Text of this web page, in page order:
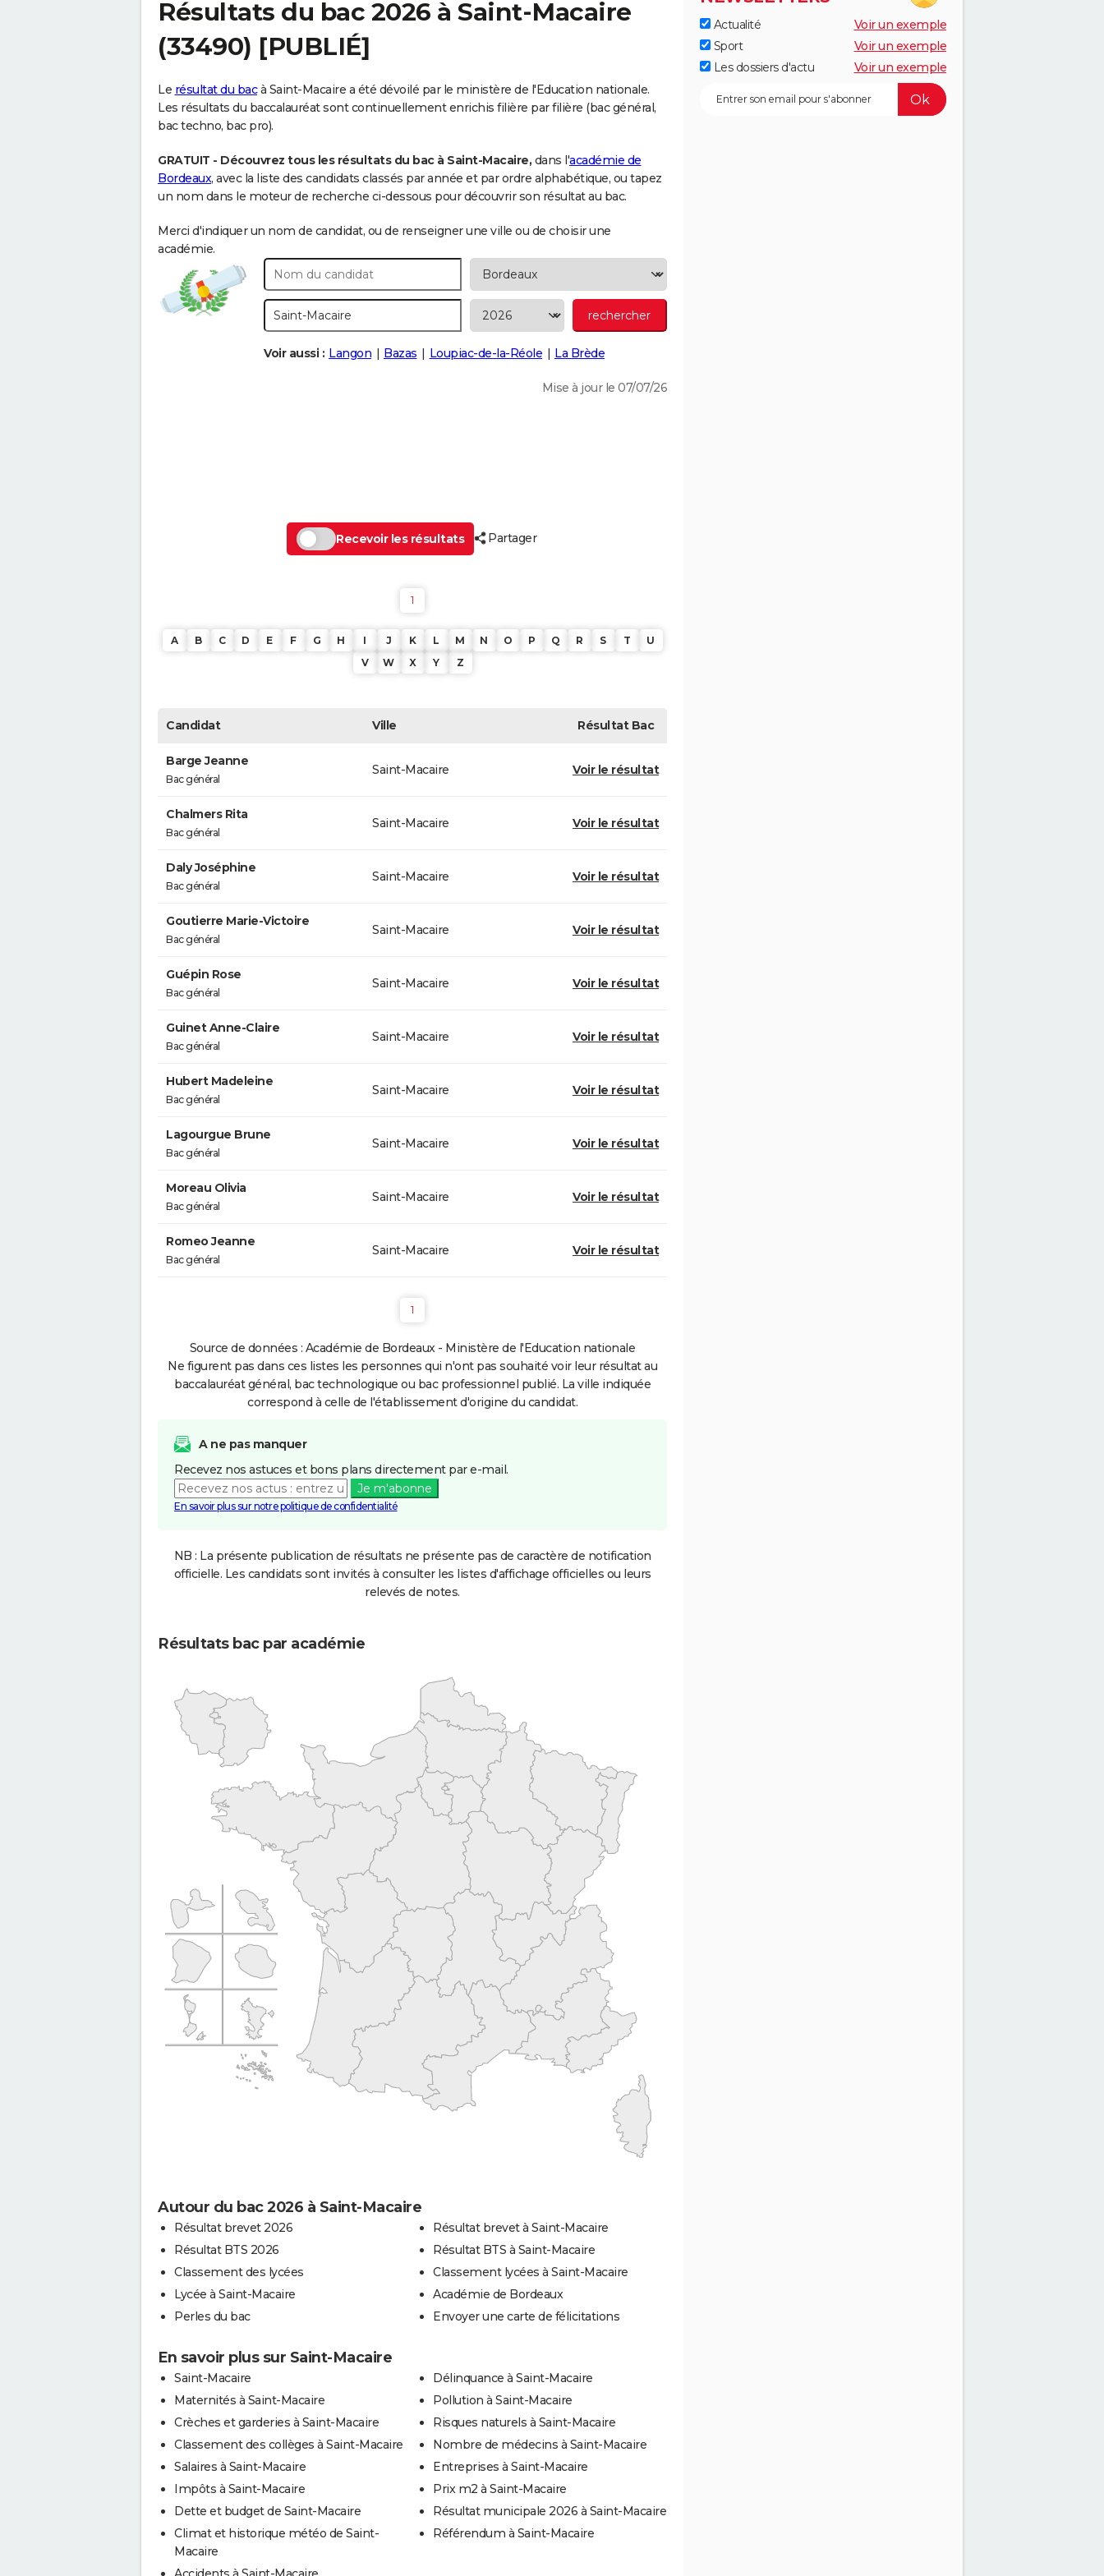
Résultats du bac 2026 à Saint-Macaire
(33490) [PUBLIÉ]
Le résultat du bacà Saint-Macaire a été dévoilé par le ministère de l'Education nationale.
Les résultats du baccalauréat sont continuellement enrichis filière par filière (bac général,
bac techno, bac pro).
GRATUIT - Découvrez tous les résultats du bac à Saint-Macaire, dans l'académie de
Bordeaux, avec la liste des candidats classés par année et par ordre alphabétique, ou tapez
un nom dans le moteur de recherche ci-dessous pour découvrir son résultat au bac.
Merci d'indiquer un nom de candidat, ou de renseigner une ville ou de choisir une
académie.
Voir aussi : Langon Bazas Loupiac-de-la-Réole La Brède
Mise à jour le 07/07/26
Recevoir les résultats Partager
1
A B C D E F G H I J K L M N O P Q R S T
U
V
W X Y Z
Candidat Ville RésultatBac
Barge Jeanne
Bac général
Saint-Macaire Voir le résultat
Chalmers Rita
Bac général
Saint-Macaire Voir le résultat
Daly Joséphine
Bac général
Saint-Macaire Voir le résultat
Goutierre Marie-Victoire
Bac général
Saint-Macaire Voir le résultat
Guépin Rose
Bac général
Saint-Macaire Voir le résultat
Guinet Anne-Claire
Bac général
Saint-Macaire Voir le résultat
Hubert Madeleine
Bac général
Saint-Macaire Voir le résultat
Lagourgue Brune
Bac général
Saint-Macaire Voir le résultat
Moreau Olivia
Bac général
Saint-Macaire Voir le résultat
Romeo Jeanne
Bac général
Saint-Macaire Voir le résultat
1
Source de données : Académie de Bordeaux - Ministère de l'Education nationale
Ne figurent pas dans ces listes les personnes qui n'ont pas souhaité voir leur résultat au
baccalauréat général, bac technologique ou bac professionnel publié. La ville indiquée
correspond à celle de l'établissement d'origine du candidat.
A ne pas manquer
Recevez nos astuces et bons plans directement par e-mail.
Je m'abonne
En savoir plus sur notre politique de confidentialité
NB : La présente publication de résultats ne présente pas de caractère de notification
officielle. Les candidats sont invités à consulter les listes d'affichage officielles ou leurs
relevés de notes.
Résultats bac par académie
Autour du bac 2026 à Saint-Macaire
Résultat brevet 2026
Résultat BTS 2026
Classement des lycées
Lycée à Saint-Macaire
Perles du bac
Résultat brevet à Saint-Macaire
Résultat BTS à Saint-Macaire
Classement lycées à Saint-Macaire
Académie de Bordeaux
Envoyer une carte de félicitations
En savoir plus sur Saint-Macaire
Saint-Macaire
Maternités à Saint-Macaire
Crèches et garderies à Saint-Macaire
Classement des collèges à Saint-Macaire
Salaires à Saint-Macaire
Impôts à Saint-Macaire
Dette et budget de Saint-Macaire
Climat et historique météo de Saint-
Macaire
Délinquance à Saint-Macaire
Pollution à Saint-Macaire
Risques naturels à Saint-Macaire
Nombre de médecins à Saint-Macaire
Entreprises à Saint-Macaire
Prix m2 à Saint-Macaire
Résultat municipale 2026 à Saint-Macaire
Référendum à Saint-Macaire
Actualité
Voir un exemple
Sport
Voir un exemple
Les dossiers d'actu
Voir un exemple